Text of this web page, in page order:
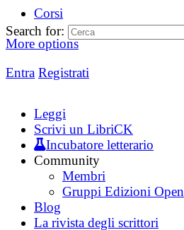
Corsi
More options
Entra Registrati
Search for:
Leggi
Scrivi un LibriCK
Incubatore letterario
Community
Membri
Gruppi Edizioni Open
Blog
La rivista degli scrittori